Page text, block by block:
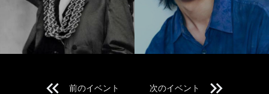
前のイベント 次のイベント